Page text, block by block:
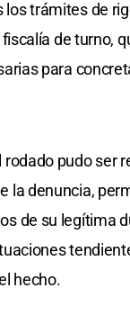
trámites de
de turno,
para
rodado pudo ser
la denuncia,
de su legítima
hecho.